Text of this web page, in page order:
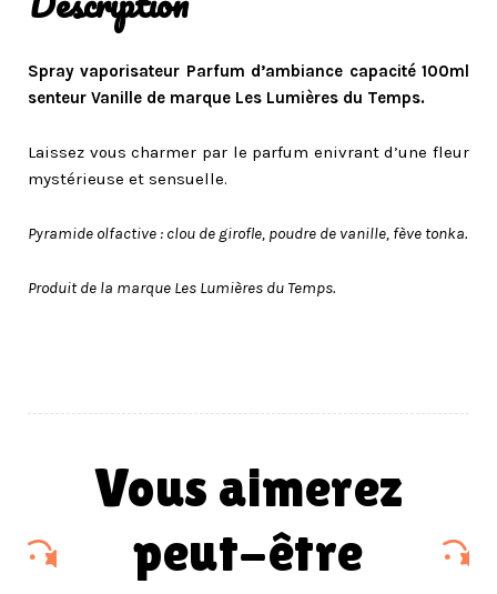
Spray vaporisateur Parfum d’ambiance capacité 100ml
senteur Vanille de marque Les Lumières du Temps.
Laissez vous charmer par le parfum enivrant d’une fleur
mystérieuse et sensuelle.
Pyramide olfactive : clou de girofle, poudre de vanille, fève tonka.
Produit de la marque Les Lumières du Temps.
vous aimerez
peut-être